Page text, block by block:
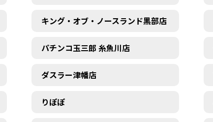
キング・オブ・ノースランド黒部店
パチンコ玉三郎 糸魚川店
ダスラー津幡店
りぽぽ